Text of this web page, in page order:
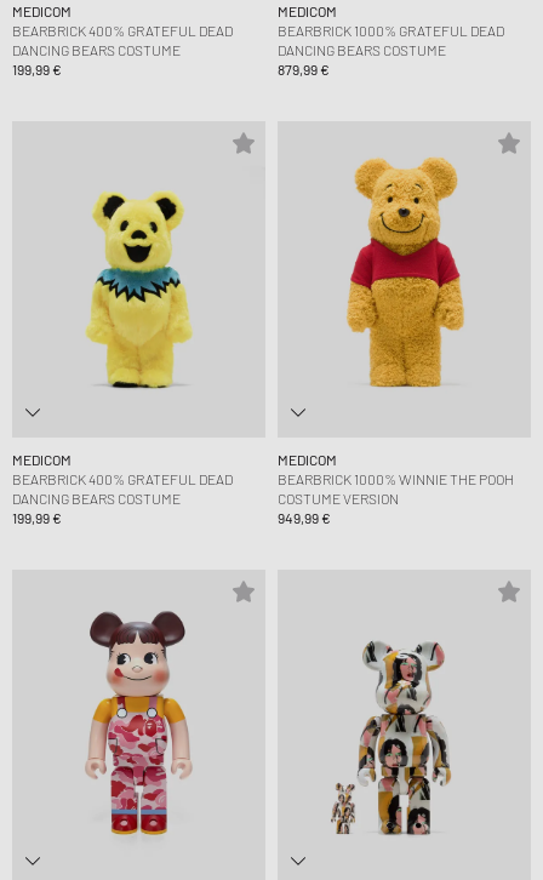
MEDICOM
BEARBRICK 400% GRATEFUL DEAD
DANCING BEARS COSTUME
199,99 €
MEDICOM
BEARBRICK 1000% GRATEFUL DEAD
DANCING BEARS COSTUME
879,99 €
MEDICOM
BEARBRICK 400% GRATEFUL DEAD
DANCING BEARS COSTUME
199,99 €
MEDICOM
BEARBRICK 1000% WINNIE THE POOH
COSTUME VERSION
949,99 €